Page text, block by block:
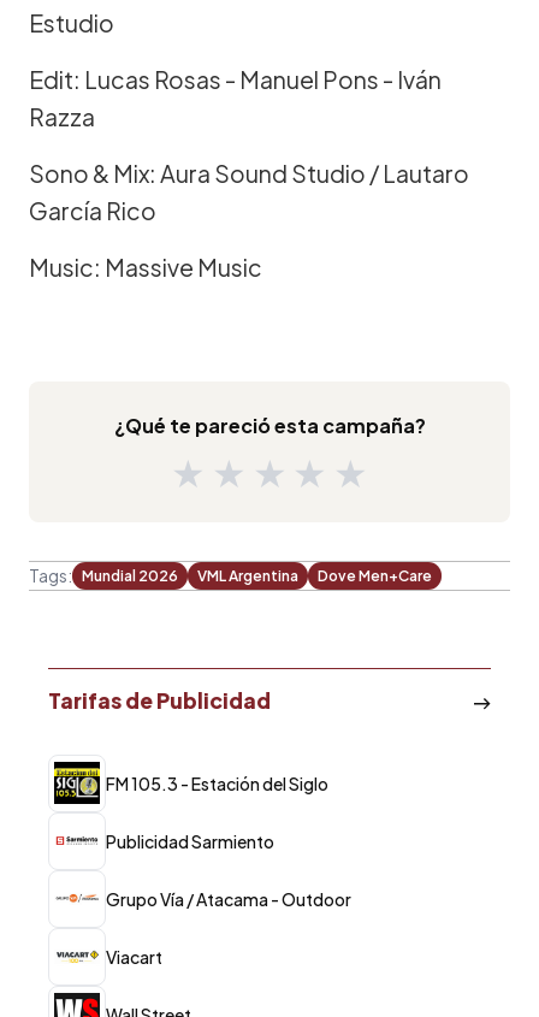
Estudio
Edit: Lucas Rosas - Manuel Pons - Iván
Razza
Sono & Mix: Aura Sound Studio / Lautaro
García Rico
Music: Massive Music
¿Qué te pareció esta campaña?
★ ★ ★ ★ ★
Tags: Mundial 2026 VML Argentina Dove Men+Care
Tarifas de Publicidad
FM 105.3 - Estación del Siglo
Publicidad Sarmiento
Grupo Vía / Atacama - Outdoor
Viacart